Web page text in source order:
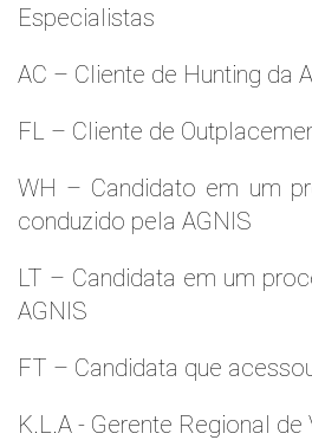
Especialistas
AC – Cliente de Hunting da
FL – Cliente de
WH – Candidato em um
conduzido pela AGNIS
LT – Candidata em um
AGNIS
FT – Candidata que
K.L.A - Gerente Regional de